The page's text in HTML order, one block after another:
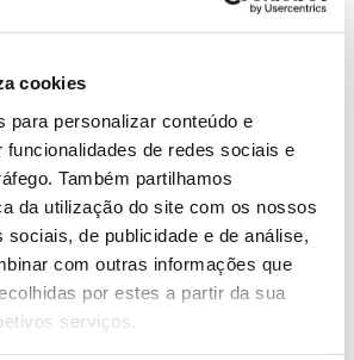
cookies
para personalizar conteúdo e
funcionalidades de redes sociais e
Também partilhamos
da utilização do site com os nossos
sociais, de publicidade e de análise,
com outras informações que
por estes a partir da sua
serviços.
Susana Carneiro, Diretora Técnica
Francisco Gomes da Silva, Diretor
este webinar
e de outras espécies em risco: